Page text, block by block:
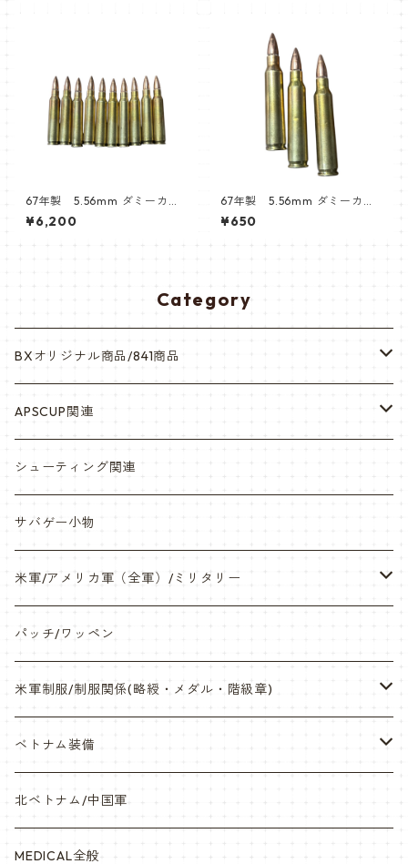
67年製 5.56mm ダミーカー
ト
¥6,200
67年製 5.56mm ダミーカー
ト
¥650
Category
BXオリジナル商品/841商品
シール・ステッカー（UV加工）
缶バッチ
帽子・Tシャツ・エプロン
ネックレス・アクセサリー・スマホケース
サンダル・Bag
サバゲー装備品・バッテリー
オリジナルパッチ
841マスク・BDUカスタム
赤ちゃん用
APSCUP関連
岡崎APS部
本体・BB弾・小物類
シューティング関連
サバゲー小物
米軍/アメリカ軍（全軍）/ミリタリー
海兵隊/USMC
陸軍/USARMY
空軍/USAF
海軍/USN
宇宙軍
パッチ/ワッペン
米軍制服/制服関係(略綬・メダル・階級章)
略綬・リボンバー・メダル等
ピンズ類 階級章(ランク)・資格章等
アメリカ軍制服
ベトナム装備
サムズミリタリ屋さん
セスラー中田商店さん
北ベトナム/中国軍
MEDICAL全般